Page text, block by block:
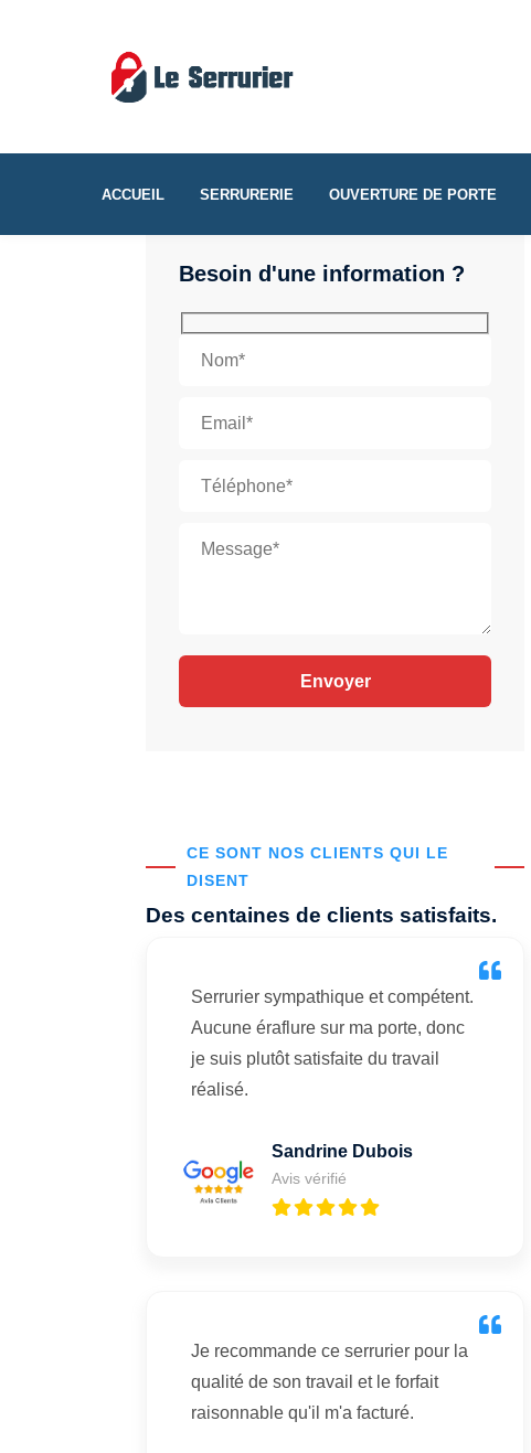
ACCUEIL SERRURERIE OUVERTURE DE PORTE
Besoin d'une information ?
CE SONT NOS CLIENTS QUI LE
DISENT
Des centaines de clients satisfaits.
Serrurier sympathique et compétent.
Aucune éraflure sur ma porte, donc
je suis plutôt satisfaite du travail
réalisé.
Sandrine Dubois
Avis vérifié
Je recommande ce serrurier pour la
qualité de son travail et le forfait
raisonnable qu'il m'a facturé.